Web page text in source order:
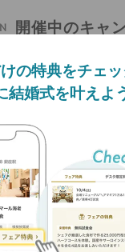
リップして式場
の特典をチェッ
結婚式を叶えよ
開催中のキャ
98,000円分の電子マネーギ
探しキャンペーン
メ
ブライダルフェア検索
を探す